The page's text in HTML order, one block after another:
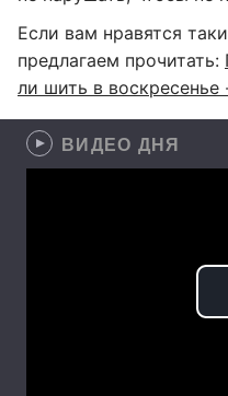
Если вам нравятся
предлагаем прочитать:
ли шить в
ВИДЕО ДНЯ